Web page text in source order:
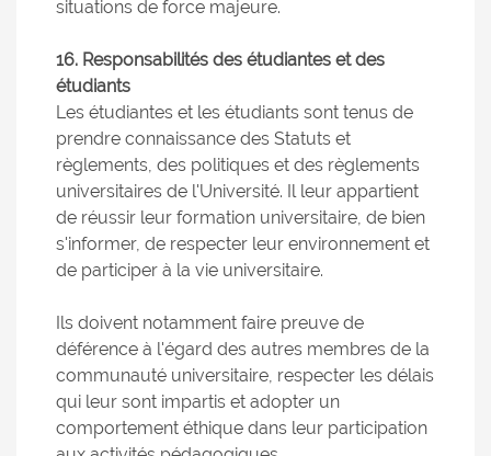
situations de force majeure.
16. Responsabilités des étudiantes et des
étudiants
Les étudiantes et les étudiants sont tenus de
prendre connaissance des Statuts et
règlements, des politiques et des règlements
universitaires de l'Université. Il leur appartient
de réussir leur formation universitaire, de bien
s'informer, de respecter leur environnement et
de participer à la vie universitaire.
Ils doivent notamment faire preuve de
déférence à l'égard des autres membres de la
communauté universitaire, respecter les délais
qui leur sont impartis et adopter un
comportement éthique dans leur participation